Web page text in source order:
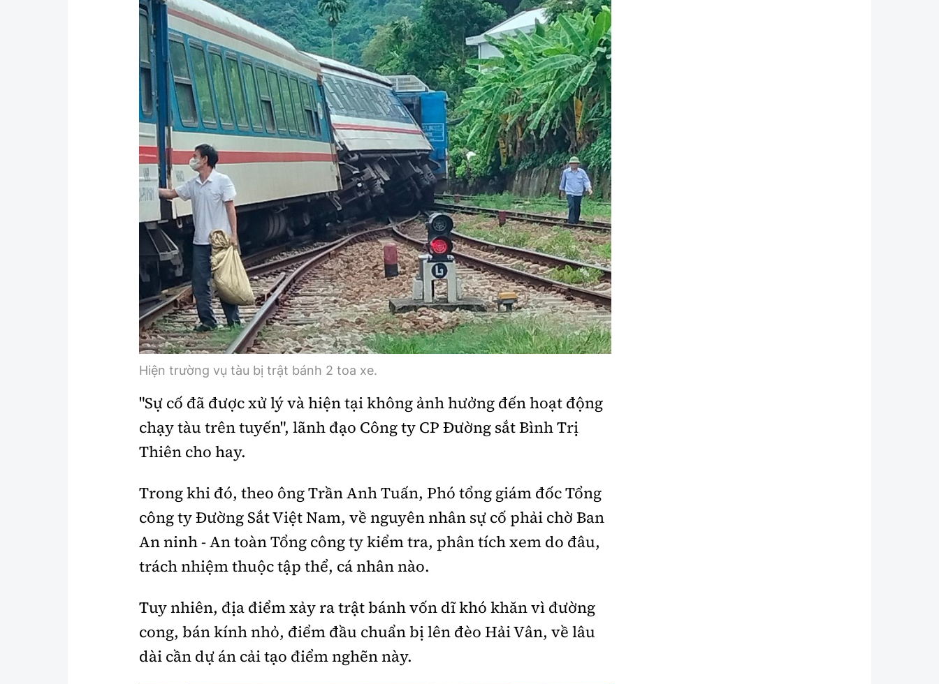
Lao động - Công đoàn
Showbiz
Điện ảnh
Âm nhạc
Bình luận
Hậu trường sao
360 độ thể thao
Sản phẩm mới
AI
Tư vấn
Thời sự Quốc tế
Hồ sơ tài liệu
Thế giới giao thông
Thế giới xây dựng
Đi ++
Du lịch
Khám phá
Lối sống
Ẩm thực
Video
Thời sự
Khám phá
Camera giao thông
Câu chuyện giao thông
Lăng kính xây dựng
Giải trí - Thể thao
Hiện trường vụ tàu bị trật bánh 2 toa xe.
"Sự cố đã được xử lý và hiện tại không ảnh hưởng đến hoạt động
chạy tàu trên tuyến", lãnh đạo Công ty CP Đường sắt Bình Trị
Thiên cho hay.
Trong khi đó, theo ông Trần Anh Tuấn, Phó tổng giám đốc Tổng
công ty Đường Sắt Việt Nam, về nguyên nhân sự cố phải chờ Ban
An ninh - An toàn Tổng công ty kiểm tra, phân tích xem do đâu,
trách nhiệm thuộc tập thể, cá nhân nào.
Tuy nhiên, địa điểm xảy ra trật bánh vốn dĩ khó khăn vì đường
cong, bán kính nhỏ, điểm đầu chuẩn bị lên đèo Hải Vân, về lâu
dài cần dự án cải tạo điểm nghẽn này.